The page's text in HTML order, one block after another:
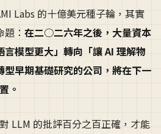
Labs 的十億美元種子輪，其實
： 在二○二六年之後，大量資本
模型更大」轉向「讓 AI 理解物
早期基礎研究的公司，將在下一
。
LLM 的批評百分之百正確，才能